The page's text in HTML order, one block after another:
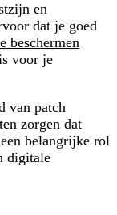
en
dat je goed
beschermen
voor je
van patch
zorgen dat
belangrijke rol
digitale